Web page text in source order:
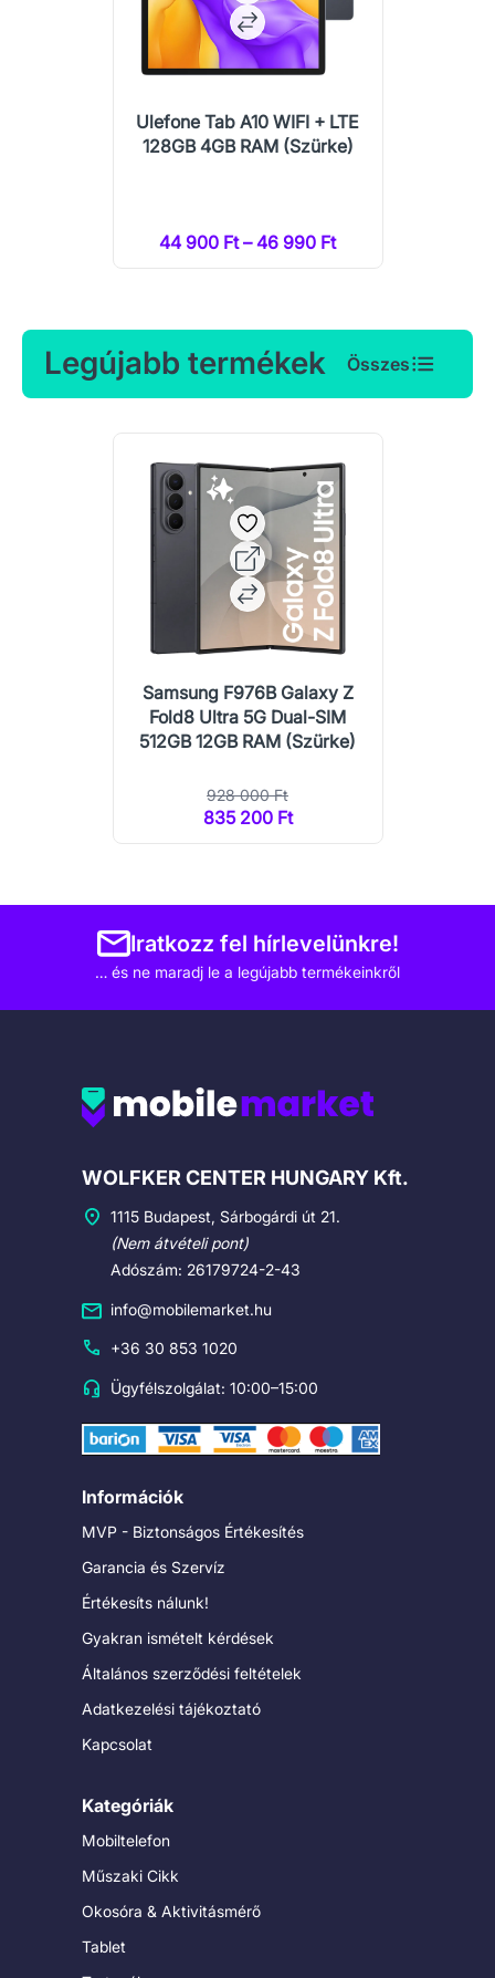
Ulefone Tab A10 WIFI + LTE
128GB 4GB RAM (Szürke)
44 900 Ft – 46 990 Ft
Legújabb termékek Összes
Samsung F976B Galaxy Z
Fold8 Ultra 5G Dual-SIM
512GB 12GB RAM (Szürke)
928 000 Ft
835 200 Ft
Iratkozz fel hírlevelünkre!
… és ne maradj le a legújabb termékeinkről
Cégadatok
WOLFKER CENTER HUNGARY Kft.
1115 Budapest, Sárbogárdi út 21.
(Nem átvételi pont)
Adószám: 26179724-2-43
info@mobilemarket.hu
+36 30 853 1020
Ügyfélszolgálat: 10:00–15:00
Információk
MVP - Biztonságos Értékesítés
Garancia és Szervíz
Értékesíts nálunk!
Gyakran ismételt kérdések
Általános szerződési feltételek
Adatkezelési tájékoztató
Kapcsolat
Kategóriák
Mobiltelefon
Műszaki Cikk
Okosóra & Aktivitásmérő
Tablet